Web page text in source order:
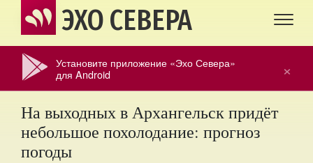
ЭХО СЕВЕРА
×
Установите приложение «Эхо Севера»
для Android
На выходных в Архангельск придёт
небольшое похолодание: прогноз
погоды